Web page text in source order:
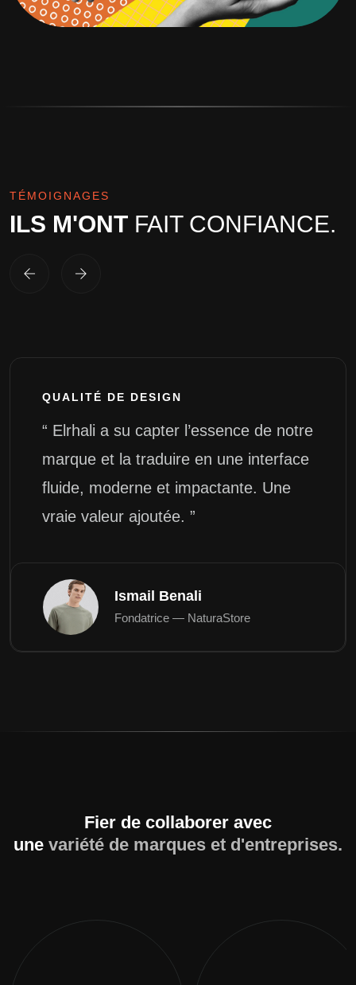
TÉMOIGNAGES
ILS M'ONT FAIT CONFIANCE.
QUALITÉ DE DESIGN
“ Elrhali a su capter l’essence de notre
marque et la traduire en une interface
fluide, moderne et impactante. Une
vraie valeur ajoutée. ”
Ismail Benali
Fondatrice — NaturaStore
Fier de collaborer avec
une variété de marques et d'entreprises.